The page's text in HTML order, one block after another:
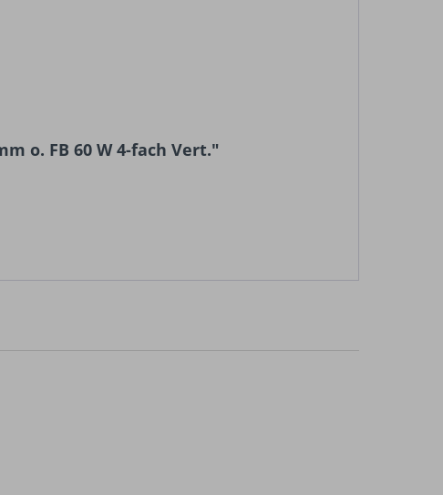
o. FB 60 W 4-fach Vert."